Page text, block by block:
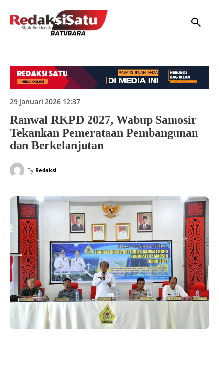
29 Januari 2026 12:37
Ranwal RKPD 2027, Wabup Samosir
Tekankan Pemerataan Pembangunan
dan Berkelanjutan
By Redaksi